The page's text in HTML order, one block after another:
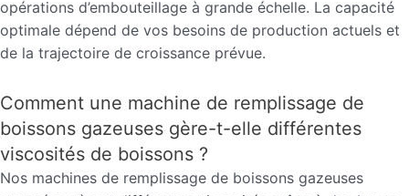
opérations d’embouteillage à grande échelle. La capacité
optimale dépend de vos besoins de production actuels et
de la trajectoire de croissance prévue.
Comment une machine de remplissage de
boissons gazeuses gère-t-elle différentes
viscosités de boissons ?
Nos machines de remplissage de boissons gazeuses